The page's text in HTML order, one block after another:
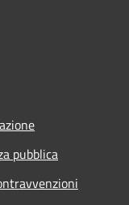
pubblica